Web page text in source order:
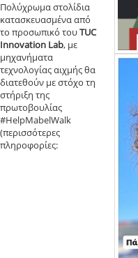
Πολύχρωμα στολίδια
κατασκευασμένα από
το προσωπικό τουTUC
Innovation Lab, με
μηχανήματα
τεχνολογίας αιχμής θα
διατεθούν με στόχο τη
στήριξη της
πρωτοβουλίας
#ΗelpMabelWalk
(περισσότερες
πληροφορίες: